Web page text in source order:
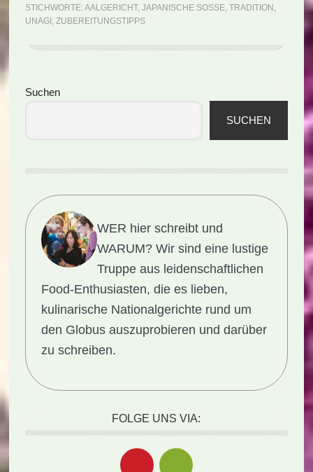
(Rezept)
STICHWORTE: AALGERICHT, JAPANISCHE SOSSE , TRADITION ,
UNAGI , ZUBEREITUNGSTIPPS
Seitenspalte
Suchen
SUCHEN
WER hier schreibt und
WARUM? Wir sind eine lustige
Truppe aus leidenschaftlichen
Food-Enthusiasten, die es lieben,
kulinarische Nationalgerichte rund um
den Globus auszuprobieren und darüber
zu schreiben.
FOLGE UNS VIA: